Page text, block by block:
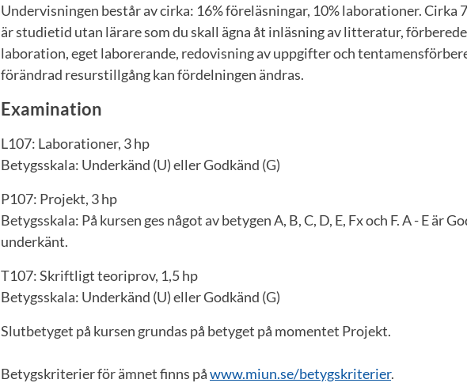
Undervisningen består av cirka: 16% föreläsningar, 10% laborationer. Cirka
är studietid utan lärare som du skall ägna åt inläsning av litteratur,
laboration, eget laborerande, redovisning av uppgifter och
förändrad resurstillgång kan fördelningen ändras.
Examination
L107: Laborationer, 3 hp
Betygsskala: Underkänd (U) eller Godkänd (G)
P107: Projekt, 3 hp
Betygsskala: På kursen ges något av betygen A, B, C, D, E, Fx och F. A - E är
underkänt.
T107: Skriftligt teoriprov, 1,5 hp
Betygsskala: Underkänd (U) eller Godkänd (G)
Slutbetyget på kursen grundas på betyget på momentet Projekt.
Betygskriterier för ämnet finns påwww.miun.se/betygskriterier.